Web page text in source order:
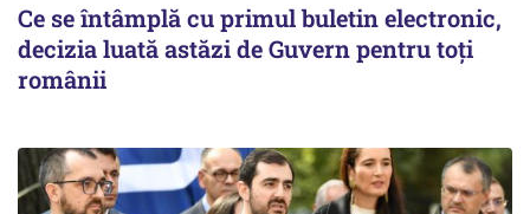
Ce se întâmplă cu primul buletin electronic,
decizia luată astăzi de Guvern pentru toți
românii